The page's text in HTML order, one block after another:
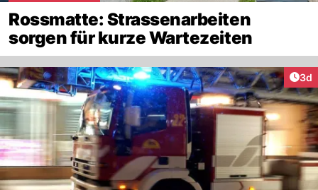
Rossmatte: Strassenarbeiten
sorgen für kurze Wartezeiten
3d